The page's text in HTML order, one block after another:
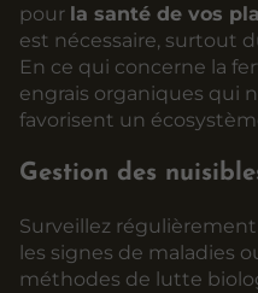
pour la santé de vos
est nécessaire, surtout
En ce qui concerne la
engrais organiques qui
favorisent un
Gestion des
Surveillez
les signes de maladies
méthodes de lutte